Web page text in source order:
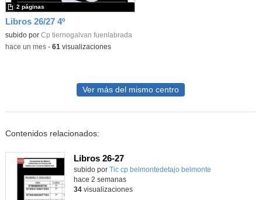
Libros 26/27 4º
subido por Cp tiernogalvan fuenlabrada
2 páginas
-hace un mes- 61 visualizaciones
Ver más del mismo centro
Contenidos relacionados:
Libros 26-27
Contenido educativo.
subido por Tic cp belmontedetajo belmonte
hace 2 semanas
34visualizaciones